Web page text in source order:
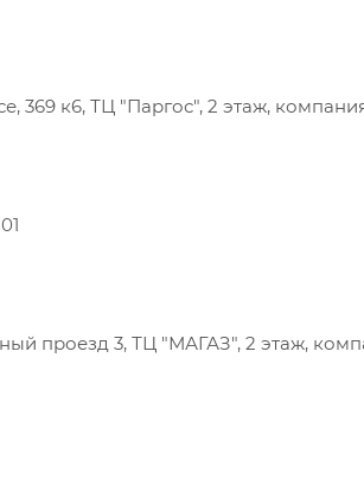
369 к6, ТЦ "Паргос", 2 этаж,
проезд 3, ТЦ "МАГАЗ", 2 этаж,